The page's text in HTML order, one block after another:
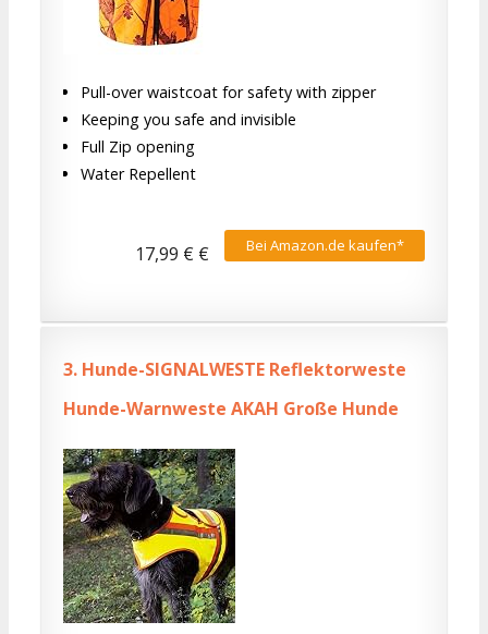
Pull-over waistcoat for safety with zipper
Keeping you safe and invisible
Full Zip opening
Water Repellent
Bei Amazon.de kaufen*
17,99 € €
3. Hunde-SIGNALWESTE Reflektorweste
Hunde-Warnweste AKAH Große Hunde